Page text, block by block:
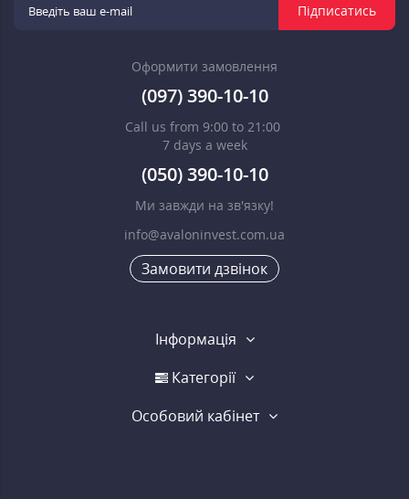
Підписатись
Оформити замовлення
(097) 390-10-10
Call us from 9:00 to 21:00
7 days a week
(050) 390-10-10
Ми завжди на зв'язку!
info@avaloninvest.com.ua
Замовити дзвінок
Інформація
Категорії
Особовий кабінет